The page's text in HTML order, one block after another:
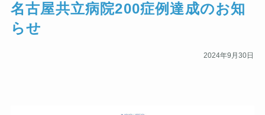
名古屋共立病院200症例達成のお知
らせ
2024年9月30日